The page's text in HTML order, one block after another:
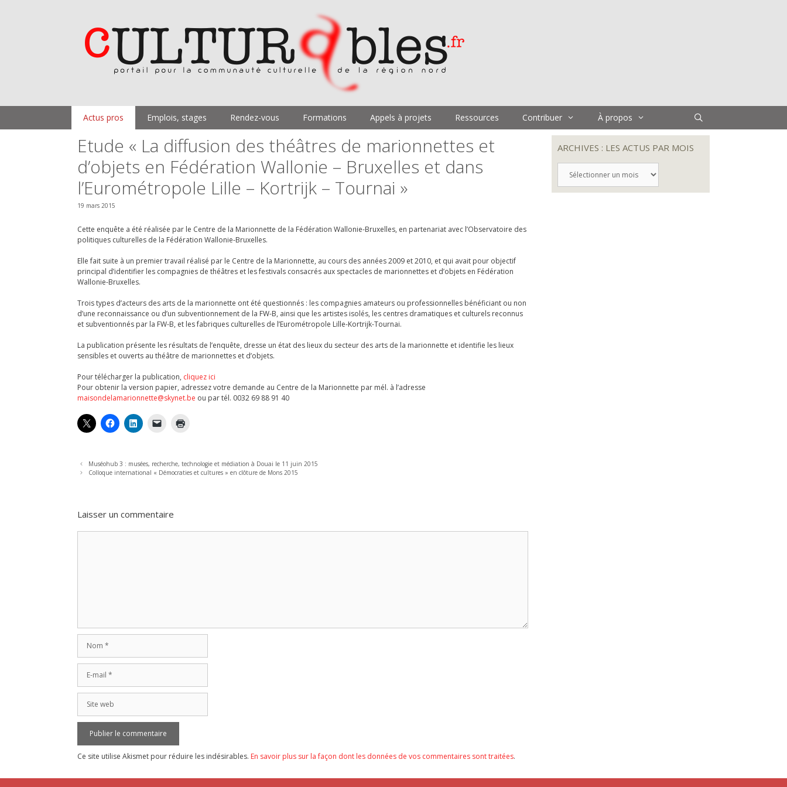
Actus pros Emplois, stages Rendez-vous Formations Appels à projets Ressources Contribuer À propos
Etude « La diffusion des théâtres de marionnettes et
d’objets en Fédération Wallonie – Bruxelles et dans
l’Eurométropole Lille – Kortrijk – Tournai »
19 mars 2015
Cette enquête a été réalisée par le Centre de la Marionnette de la Fédération Wallonie-Bruxelles, en partenariat avec l’Observatoire des
politiques culturelles de la Fédération Wallonie-Bruxelles.
Elle fait suite à un premier travail réalisé par le Centre de la Marionnette, au cours des années 2009 et 2010, et qui avait pour objectif
principal d’identifier les compagnies de théâtres et les festivals consacrés aux spectacles de marionnettes et d’objets en Fédération
Wallonie-Bruxelles.
Trois types d’acteurs des arts de la marionnette ont été questionnés : les compagnies amateurs ou professionnelles bénéficiant ou non
d’une reconnaissance ou d’un subventionnement de la FW-B, ainsi que les artistes isolés, les centres dramatiques et culturels reconnus
et subventionnés par la FW-B, et les fabriques culturelles de l’Eurométropole Lille-Kortrijk-Tournai.
La publication présente les résultats de l’enquête, dresse un état des lieux du secteur des arts de la marionnette et identifie les lieux
sensibles et ouverts au théâtre de marionnettes et d’objets.
Pour télécharger la publication, cliquez ici
Pour obtenir la version papier, adressez votre demande au Centre de la Marionnette par mél. à l’adresse
maisondelamarionnette@skynet.be ou par tél. 0032 69 88 91 40
Muséohub 3 : musées, recherche, technologie et médiation à Douai le 11 juin 2015
Colloque international « Démocraties et cultures » en clôture de Mons 2015
Laisser un commentaire
mail
web
Ce site utilise Akismet pour réduire les indésirables. En savoir plus sur la façon dont les données de vos commentaires sont traitées.
ARCHIVES : LES ACTUS PAR MOIS
LES